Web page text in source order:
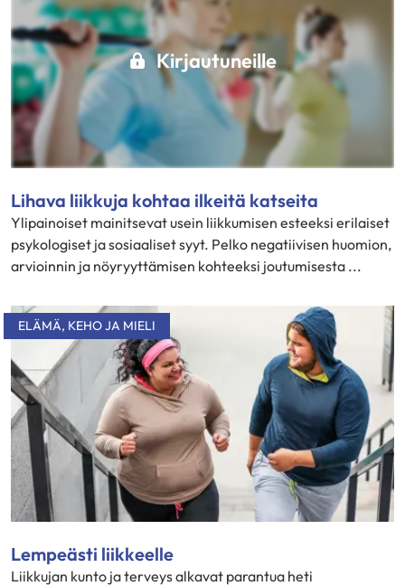
Kirjautuneille
Lihava liikkuja kohtaa ilkeitä katseita
Ylipainoiset mainitsevat usein liikkumisen esteeksi erilaiset
psykologiset ja sosiaaliset syyt. Pelko negatiivisen huomion,
arvioinnin ja nöyryyttämisen kohteeksi joutumisesta ...
ELÄMÄ, KEHO JA MIELI
Lempeästi liikkeelle
Liikkujan kunto ja terveys alkavat parantua heti